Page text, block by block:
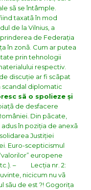
sã se întâmple.
taxatã în mod
de la Vilnius, a
de Federația
în zonã. Cum ar putea
prin tehnologii
respectiv.
discuție ar fi scãpat
diplomatic
sã o spolieze și
de desfacere
Din pãcate,
în poziția de anexã
Justiției
Euro-scepticismul
europene
– Lecția nr. 2:
nicicum nu vã
sãu de est ?! Gogorița